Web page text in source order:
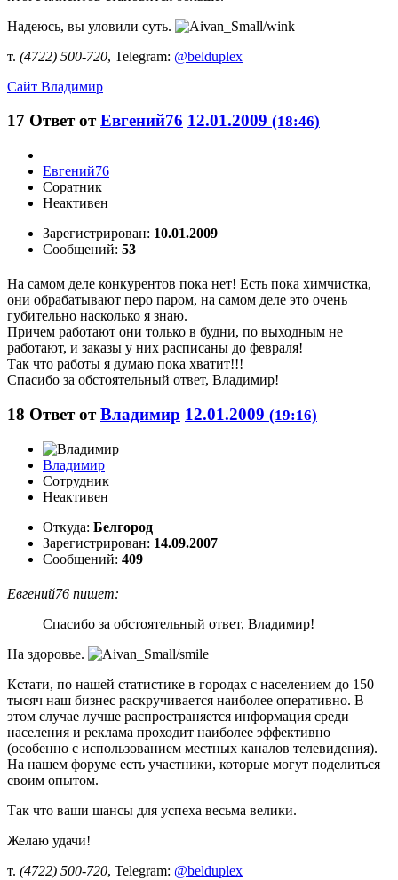
Надеюсь, вы уловили суть.
т. (4722) 500-720, Telegram: @belduplex
Сайт Владимир
17 Ответ отЕвгений76 12.01.2009 (18:46)
Евгений76
Соратник
Неактивен
Зарегистрирован: 10.01.2009
Сообщений: 53
На самом деле конкурентов пока нет! Есть пока химчистка,
они обрабатывают перо паром, на самом деле это очень
губительно насколько я знаю.
Причем работают они только в будни, по выходным не
работают, и заказы у них расписаны до февраля!
Так что работы я думаю пока хватит!!!
Спасибо за обстоятельный ответ, Владимир!
18 Ответ отВладимир 12.01.2009 (19:16)
Владимир
Сотрудник
Неактивен
Откуда: Белгород
Зарегистрирован: 14.09.2007
Сообщений: 409
Евгений76 пишет:
Спасибо за обстоятельный ответ, Владимир!
На здоровье.
Кстати, по нашей статистике в городах с населением до 150
тысяч наш бизнес раскручивается наиболее оперативно. В
этом случае лучше распространяется информация среди
населения и реклама проходит наиболее эффективно
(особенно с использованием местных каналов телевидения).
На нашем форуме есть участники, которые могут поделиться
своим опытом.
Так что ваши шансы для успеха весьма велики.
Желаю удачи!
т. (4722) 500-720, Telegram: @belduplex